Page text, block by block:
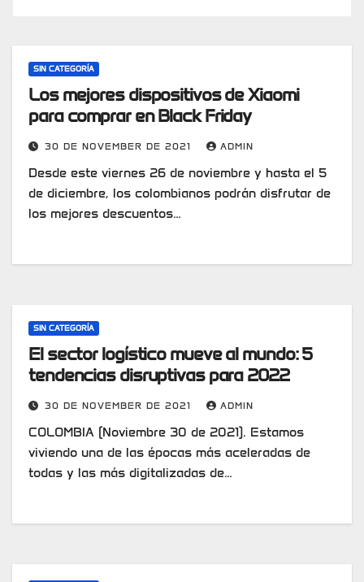
SIN CATEGORÍA
Los mejores dispositivos de Xiaomi
para comprar en Black Friday
30 DE NOVEMBER DE 2021 ADMIN
Desde este viernes 26 de noviembre y hasta el 5
de diciembre, los colombianos podrán disfrutar de
los mejores descuentos…
SIN CATEGORÍA
El sector logístico mueve al mundo: 5
tendencias disruptivas para 2022
30 DE NOVEMBER DE 2021 ADMIN
COLOMBIA (Noviembre 30 de 2021). Estamos
viviendo una de las épocas más aceleradas de
todas y las más digitalizadas de…